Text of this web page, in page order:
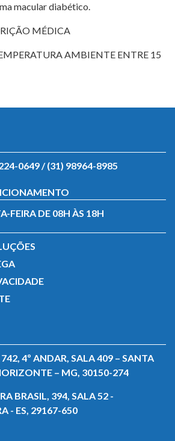
macular diabético.
MÉDICA
AMBIENTE ENTRE 15
0649 / (31) 98964-8985
FEIRA DE 08H ÀS 18H
4º ANDAR, SALA 409 – SANTA
– MG, 30150-274
BRASIL, 394, SALA 52 -
- ES, 29167-650